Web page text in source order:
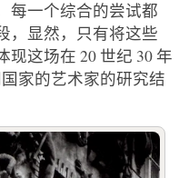
每一个综合的尝试都
，显然，只有将这些
这场在 20 世纪 30 年
家的艺术家的研究结